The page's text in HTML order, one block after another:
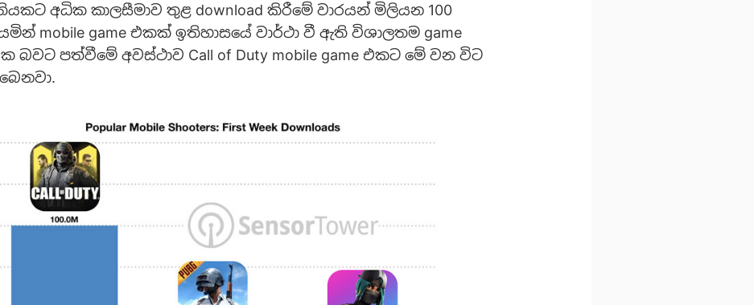
අධික කාලසීමාව තුළ download කිරීමේ වාරයන් මිලියන 100
mobile game එකක් ඉතිහාසයේ වාර්ථා වී ඇති විශාලතම game
බවට පත්වීමේ අවස්ථාව Call of Duty mobile game එකට මේ වන විට